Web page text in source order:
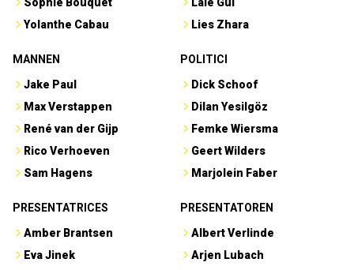
Yolanthe Cabau
Lies Zhara
MANNEN
Jake Paul
Max Verstappen
René van der Gijp
Rico Verhoeven
Sam Hagens
POLITICI
Dick Schoof
Dilan Yesilgöz
Femke Wiersma
Geert Wilders
Marjolein Faber
PRESENTATRICES
Amber Brantsen
Eva Jinek
PRESENTATOREN
Albert Verlinde
Arjen Lubach